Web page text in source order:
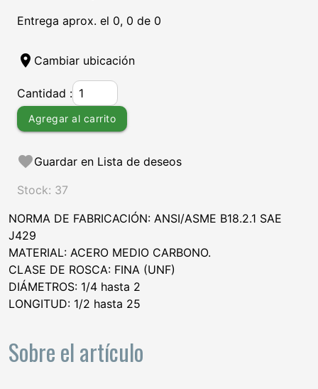
Entrega aprox. el 0, 0 de 0
location_on Cambiar ubicación
Cantidad :
Agregar al carrito
favoriteGuardar en Lista de deseos
Stock: 37
NORMA DE FABRICACIÓN: ANSI/ASME B18.2.1 SAE
J429
MATERIAL: ACERO MEDIO CARBONO.
CLASE DE ROSCA: FINA (UNF)
DIÁMETROS: 1/4 hasta 2
LONGITUD: 1/2 hasta 25
Sobre el artículo